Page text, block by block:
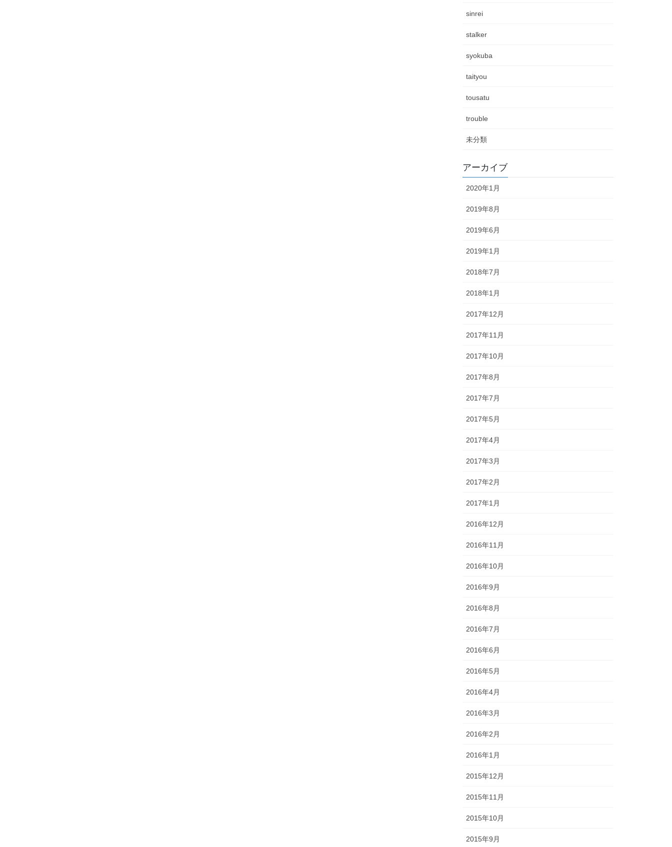
sinrei
stalker
syokuba
taityou
tousatu
trouble
未分類
アーカイブ
2020年1月
2019年8月
2019年6月
2019年1月
2018年7月
2018年1月
2017年12月
2017年11月
2017年10月
2017年8月
2017年7月
2017年5月
2017年4月
2017年3月
2017年2月
2017年1月
2016年12月
2016年11月
2016年10月
2016年9月
2016年8月
2016年7月
2016年6月
2016年5月
2016年4月
2016年3月
2016年2月
2016年1月
2015年12月
2015年11月
2015年10月
2015年9月